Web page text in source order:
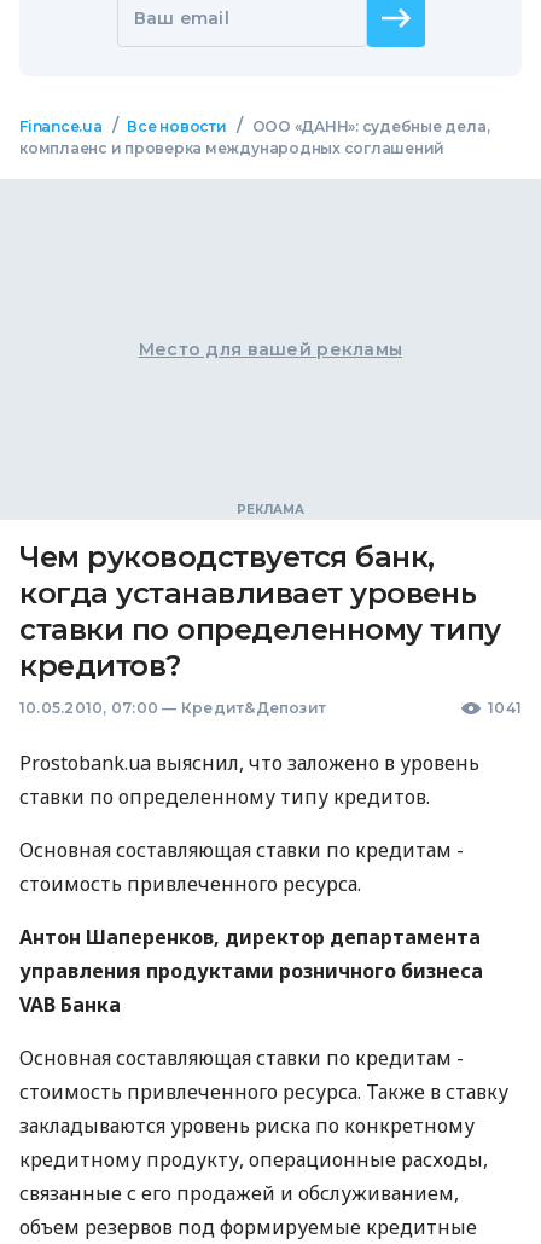
Ваш email
Finance.ua / Все новости /
ООО «ДАНН»: судебные дела,
комплаенс и проверка международных соглашений
Место для вашей рекламы
Чем руководствуется банк,
когда устанавливает уровень
ставки по определенному типу
кредитов?
10.05.2010, 07:00 — Кредит&Депозит 1041
Рrostobank.ua выяснил, что заложено в уровень
ставки по определенному типу кредитов.
Основная составляющая ставки по кредитам -
стоимость привлеченного ресурса.
Антон Шаперенков, директор департамента
управления продуктами розничного бизнеса
VAB Банка
Основная составляющая ставки по кредитам -
стоимость привлеченного ресурса. Также в ставку
закладываются уровень риска по конкретному
кредитному продукту, операционные расходы,
связанные с его продажей и обслуживанием,
объем резервов под формируемые кредитные